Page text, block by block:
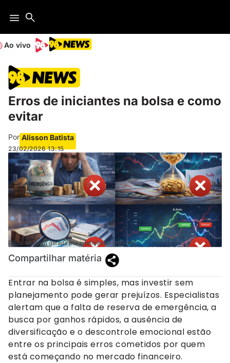
Ao vivo
Erros de iniciantes na bolsa e como
evitar
Por Alisson Batista
23/02/2026 13:15
(Foto: Imagem gerada por inteligência artificial).
Compartilhar matéria
Entrar na bolsa é simples, mas investir sem
planejamento pode gerar prejuízos. Especialistas
alertam que a falta de reserva de emergência, a
busca por ganhos rápidos, a ausência de
diversificação e o descontrole emocional estão
entre os principais erros cometidos por quem
está começando no mercado financeiro.